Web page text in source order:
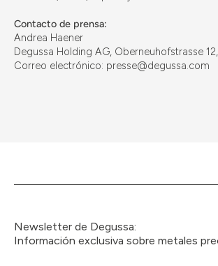
Contacto de prensa:
Andrea Haener
Degussa Holding AG, Oberneuhofstrasse
Correo electrónico: presse@degussa.com
Newsletter de Degussa:
Información exclusiva sobre metales